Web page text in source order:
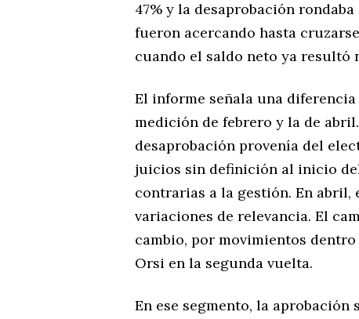
47% y la desaprobación
fueron acercando hasta
cuando el saldo neto ya resultó
El informe señala una
medición de febrero y la de
desaprobación provenía del
juicios sin definición al inicio
contrarias a la gestión. En abril,
variaciones de relevancia. El
cambio, por movimientos
Orsi en la segunda vuelta.
En ese segmento, la aprobación